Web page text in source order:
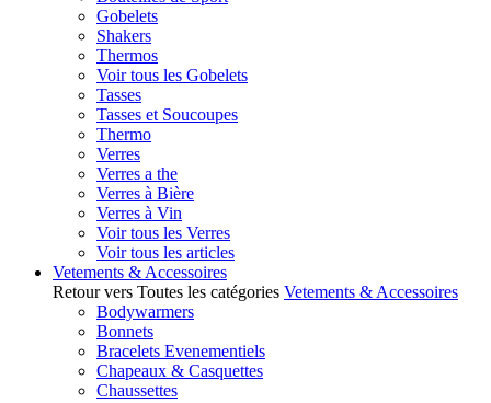
Gobelets
Shakers
Thermos
Voir tous les Gobelets
Tasses
Tasses et Soucoupes
Thermo
Verres
Verres a the
Verres à Bière
Verres à Vin
Voir tous les Verres
Voir tous les articles
Vetements & Accessoires
Retour vers Toutes les catégories Vetements & Accessoires
Bodywarmers
Bonnets
Bracelets Evenementiels
Chapeaux & Casquettes
Chaussettes